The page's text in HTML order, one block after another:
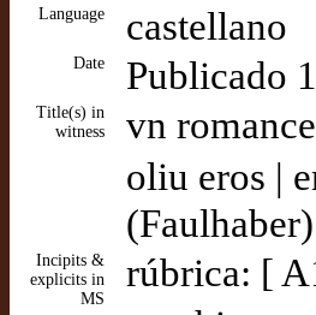
Language castellano
Date Publicado
Title(s) in
witness
vn
oliu eros |
(Faulhaber)
Incipits &
explicits in
MS
rúbrica: [